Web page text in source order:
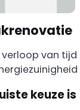
van
keuze is